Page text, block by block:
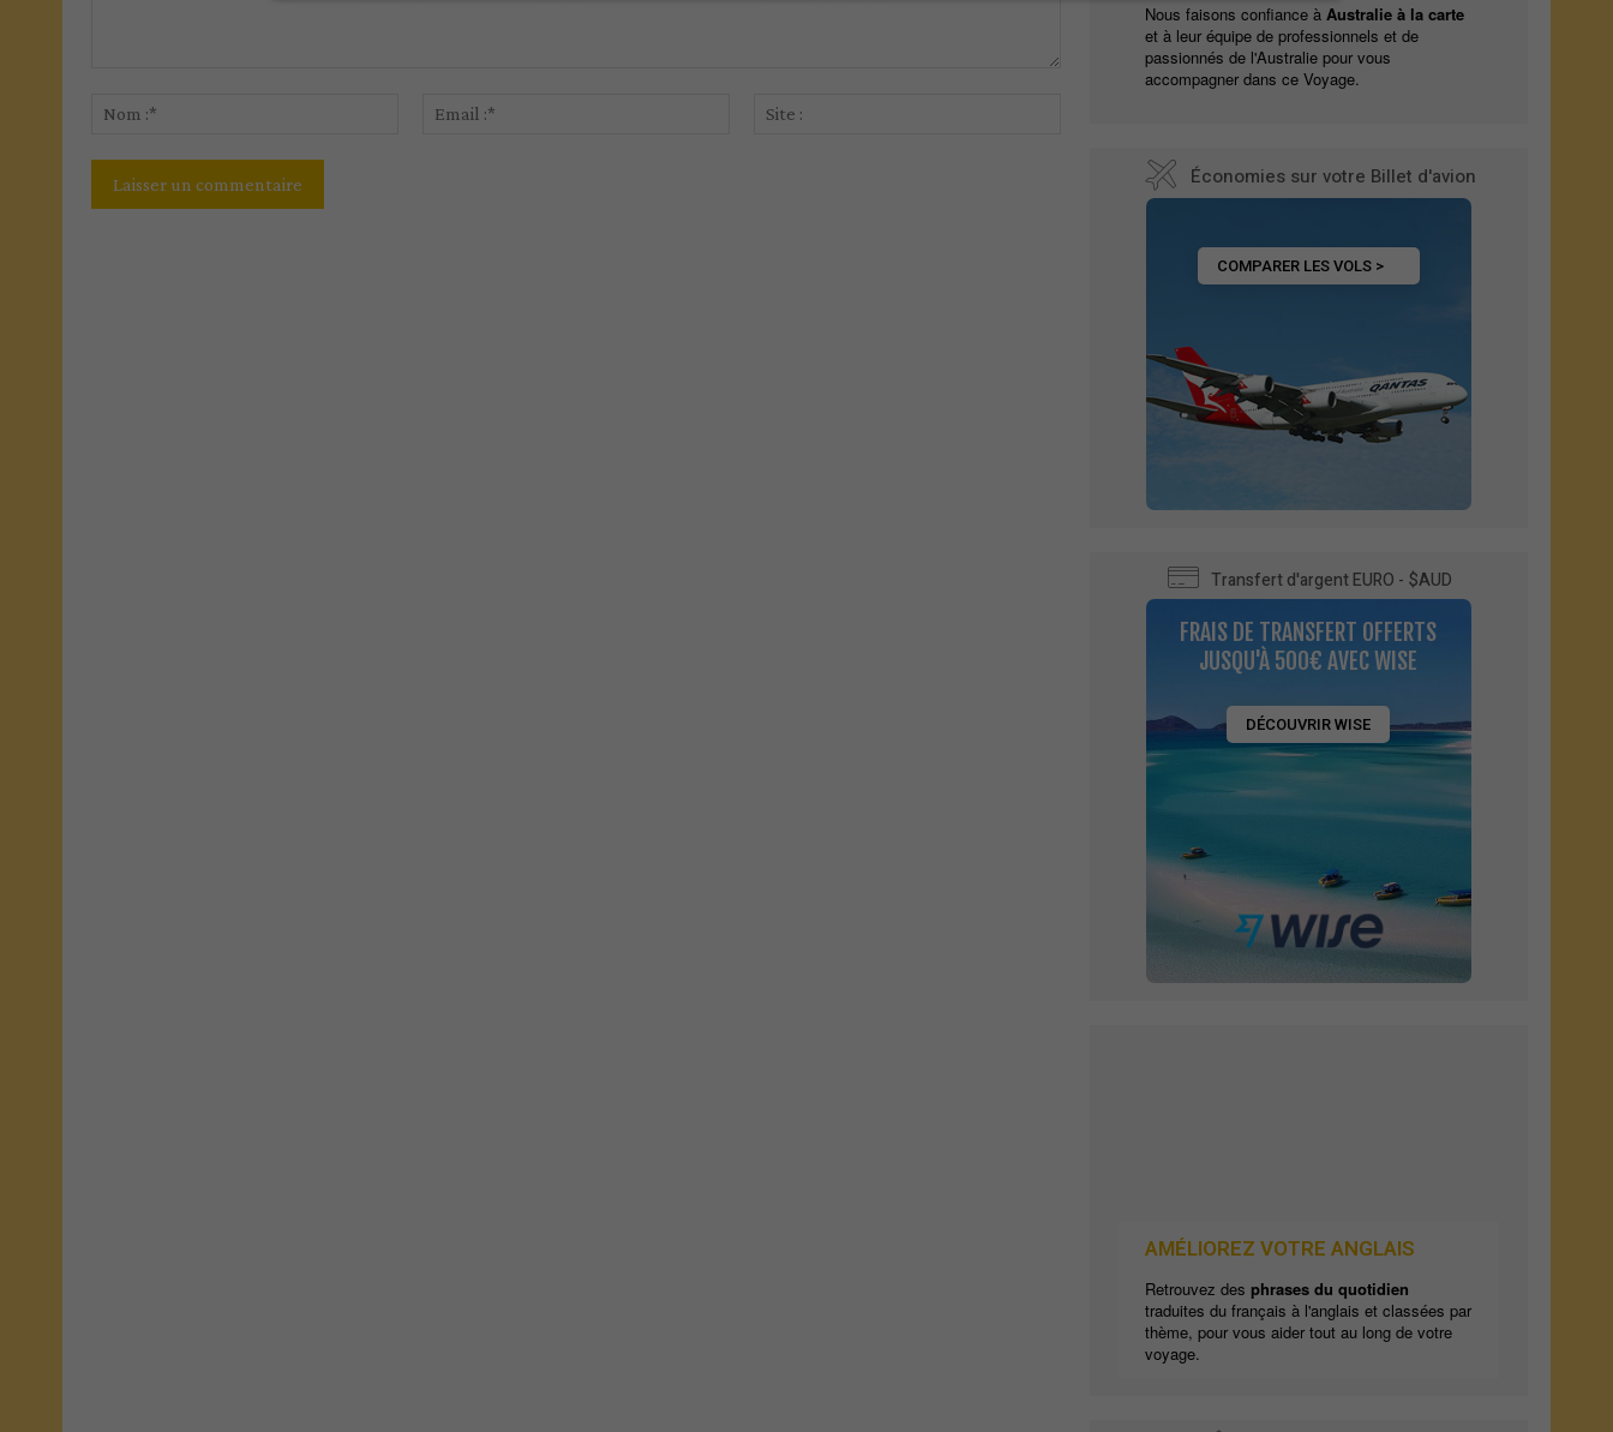
Email
Nous faisons confiance à Australie à la carte
et à leur équipe de professionnels et de
passionnés de l'Australie pour vous
accompagner dans ce Voyage.
Économies sur votre Billet d'avion
COMPARER LES VOLS >
Transfert d'argent EURO - $AUD
FRAIS DE TRANSFERT OFFERTS
JUSQU'À 500€ AVEC WISE
DÉCOUVRIR WISE
AMÉLIOREZ VOTRE ANGLAIS
Retrouvez des phrases du quotidien
traduites du français à l'anglais et classées par
thème, pour vous aider tout au long de votre
voyage.